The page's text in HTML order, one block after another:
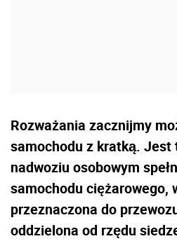
Rozważania zacznijmy
samochodu z kratką. Jest
nadwoziu osobowym
samochodu ciężarowego,
przeznaczona do
oddzielona od rzędu